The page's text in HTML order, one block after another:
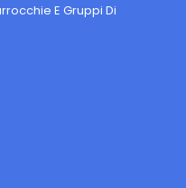
E Gruppi Di